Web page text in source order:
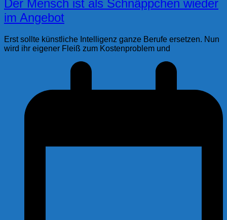
Der Mensch ist als Schnäppchen wieder
im Angebot
Erst sollte künstliche Intelligenz ganze Berufe ersetzen. Nun
wird ihr eigener Fleiß zum Kostenproblem und